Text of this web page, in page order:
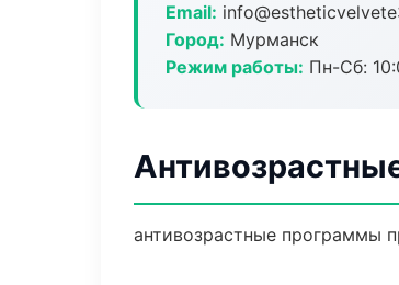
Email:
Город: Мурманск
Режим работы: Пн-Сб:
антивозрастные программы